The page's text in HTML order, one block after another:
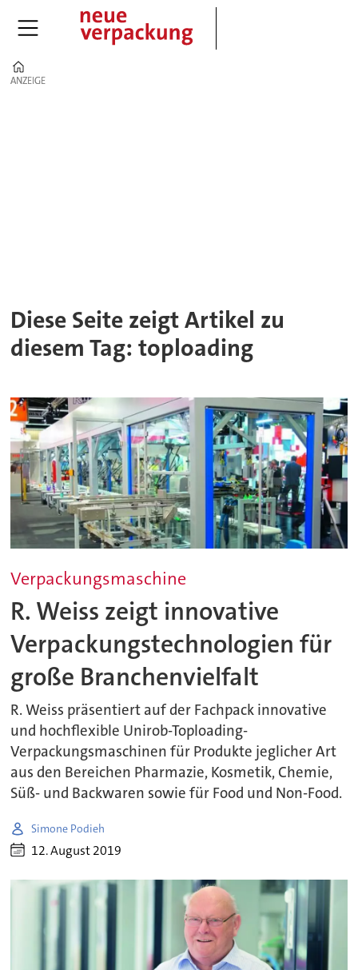
ANZEIGE
ANZEIGE
Diese Seite zeigt Artikel zu
diesem Tag: toploading
Verpackungsmaschine
R. Weiss zeigt innovative
Verpackungstechnologien für
große Branchenvielfalt
R. Weiss präsentiert auf der Fachpack innovative
und hochflexible Unirob-Toploading-
Verpackungsmaschinen für Produkte jeglicher Art
aus den Bereichen Pharmazie, Kosmetik, Chemie,
Süß- und Backwaren sowie für Food und Non-Food.
Simone Podieh
12. August 2019